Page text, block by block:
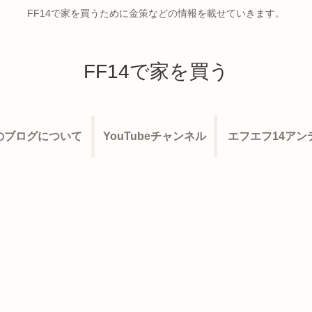
FF14で家を買うために金策などの情報を載せていきます。
FF14で家を買う
ブログについて YouTubeチャンネル エフエフ14アン